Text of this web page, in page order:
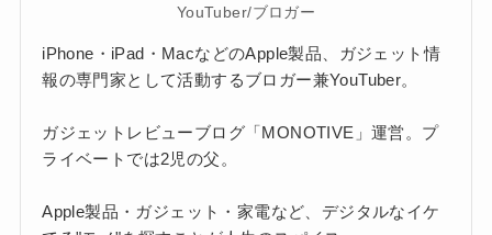
YouTuber/ブロガー
iPhone・iPad・MacなどのApple製品、ガジェット情
報の専門家として活動するブロガー兼YouTuber。
ガジェットレビューブログ「MONOTIVE」運営。プ
ライベートでは2児の父。
Apple製品・ガジェット・家電など、デジタルなイケ